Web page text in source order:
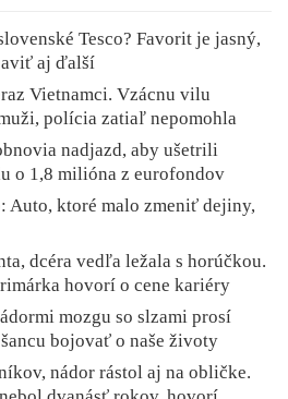
Tesco? Favorit je jasný,
aj ďalší
Vietnamci. Vzácnu vilu
polícia zatiaľ nepomohla
nadjazd, aby ušetrili
o 1,8 milióna z eurofondov
Auto, ktoré malo zmeniť dejiny,
dcéra vedľa ležala s horúčkou.
hovorí o cene kariéry
mozgu so slzami prosí
bojovať o naše životy
nádor rástol aj na obličke.